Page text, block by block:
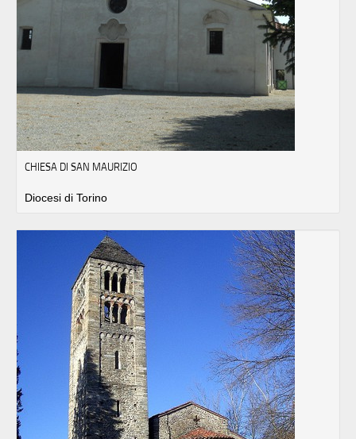
CHIESA DI SAN MAURIZIO
Diocesi di Torino